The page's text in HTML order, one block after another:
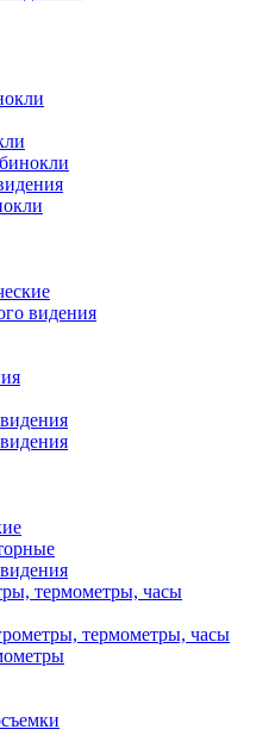
видения
термометры, часы
термометры, часы